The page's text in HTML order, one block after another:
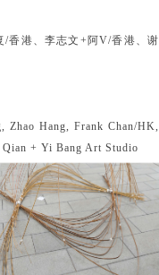
/香港、李志文+阿V/香港、谢
Zhao Hang, Frank Chan/HK,
+ Yi Bang Art Studio